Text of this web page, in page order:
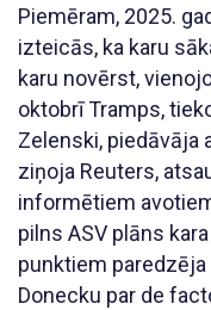
Piemēram, 2025.
izteicās, ka karu
karu novērst,
oktobrī Tramps,
Zelenski, piedāvāja
ziņoja Reuters,
informētiem
pilns ASV plāns
punktiem
Donecku par de